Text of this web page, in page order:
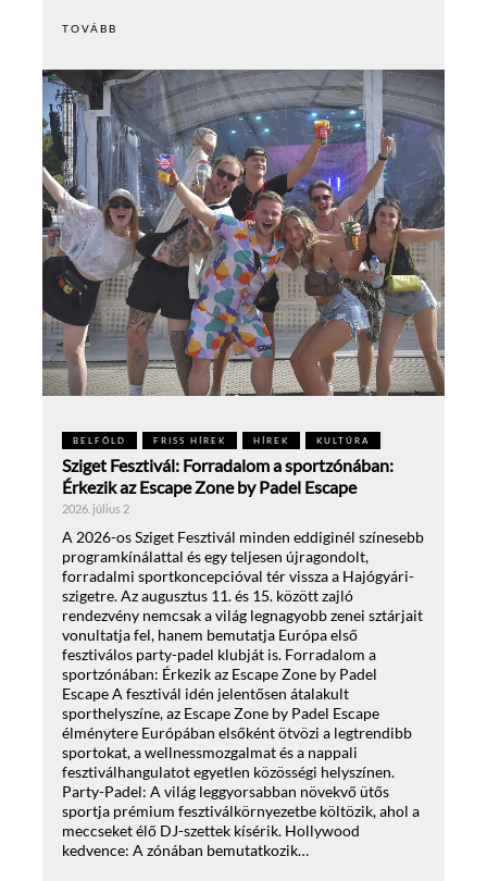
TOVÁBB
BELFÖLD FRISS HÍREK HÍREK KULTÚRA
Sziget Fesztivál: Forradalom a sportzónában:
Érkezik az Escape Zone by Padel Escape
2026. július 2
A 2026-os Sziget Fesztivál minden eddiginél színesebb
programkínálattal és egy teljesen újragondolt,
forradalmi sportkoncepcióval tér vissza a Hajógyári-
szigetre. Az augusztus 11. és 15. között zajló
rendezvény nemcsak a világ legnagyobb zenei sztárjait
vonultatja fel, hanem bemutatja Európa első
fesztiválos party-padel klubját is. Forradalom a
sportzónában: Érkezik az Escape Zone by Padel
Escape A fesztivál idén jelentősen átalakult
sporthelyszíne, az Escape Zone by Padel Escape
élménytere Európában elsőként ötvözi a legtrendibb
sportokat, a wellnessmozgalmat és a nappali
fesztiválhangulatot egyetlen közösségi helyszínen.
Party-Padel: A világ leggyorsabban növekvő ütős
sportja prémium fesztiválkörnyezetbe költözik, ahol a
meccseket élő DJ-szettek kísérik. Hollywood
kedvence: A zónában bemutatkozik…